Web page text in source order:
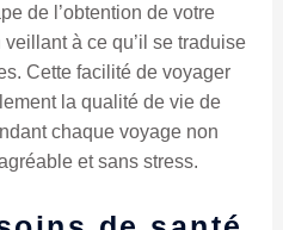
de l’obtention de votre
à ce qu’il se traduise
Cette facilité de voyager
la qualité de vie de
chaque voyage non
et sans stress.